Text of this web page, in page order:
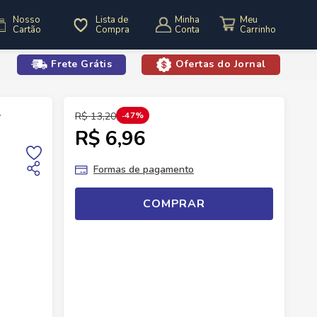
Nosso
Cartão
Lista de
Compra
Minha
Conta
Frete Grátis Ofertas do Jornal
Sobremesa Batavo Flan 400g Caramelo
R$ 13,20 47%
R$ 6,96
Formas de pagamento
COMPRAR